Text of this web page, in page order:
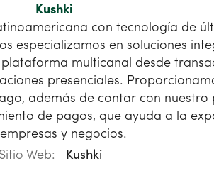
Kushki
con tecnología de
especializamos en soluciones
multicanal desde
presenciales.
además de contar con nuestro
de pagos, que ayuda a la
y negocios.
Sitio Web:
Kushki